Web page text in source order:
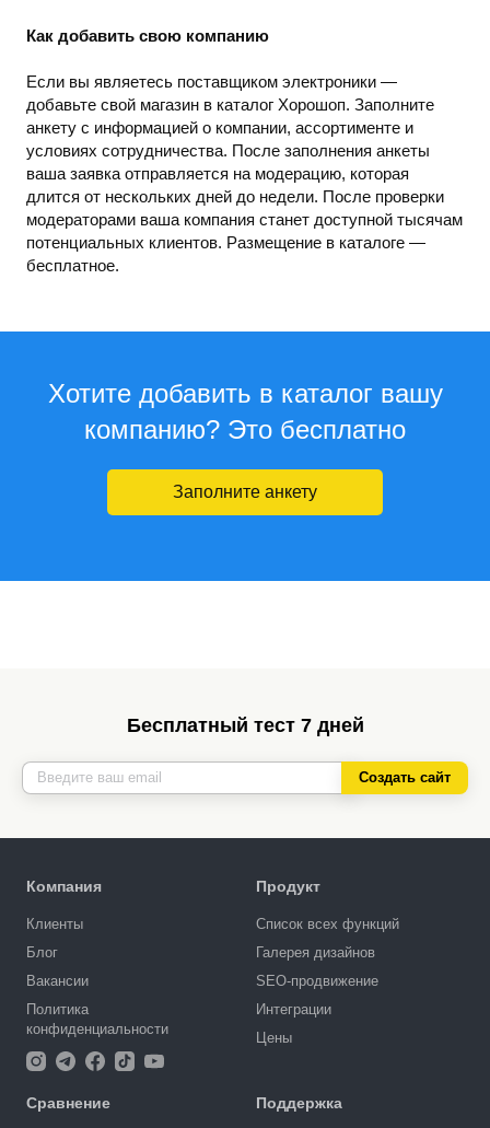
Как добавить свою компанию
Если вы являетесь поставщиком электроники —
добавьте свой магазин в каталог Хорошоп. Заполните
анкету с информацией о компании, ассортименте и
условиях сотрудничества. После заполнения анкеты
ваша заявка отправляется на модерацию, которая
длится от нескольких дней до недели. После проверки
модераторами ваша компания станет доступной тысячам
потенциальных клиентов. Размещение в каталоге —
бесплатное.
Хотите добавить в каталог вашу
компанию? Это бесплатно
Заполните анкету
Бесплатный тест 7 дней
Создать сайт
Компания
Клиенты
Блог
Вакансии
Политика
конфиденциальности
Продукт
Список всех функций
Галерея дизайнов
SEO-продвижение
Интеграции
Цены
Сравнение Поддержка